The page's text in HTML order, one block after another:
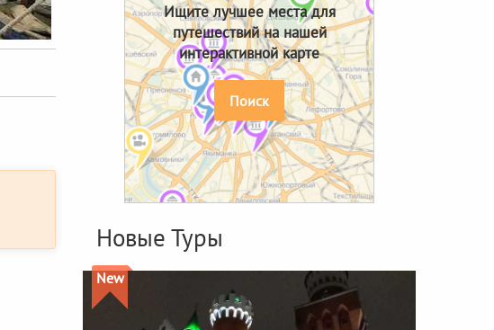
Ищите лучшее места для
путешествий на нашей
интерактивной карте
Поиск
Новые Туры
New